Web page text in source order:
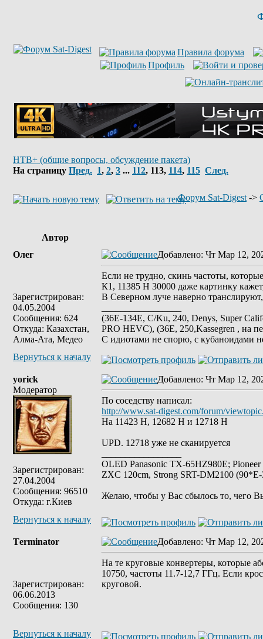
Правила форума
Профиль
НТВ+ (общие вопросы, обсуждение пакета)
На страницу Пред. 1, 2, 3 ... 112, 113, 114, 115 След.
Форум Sat-Digest ->
Автор
Олег
Зарегистрирован:
04.05.2004
Сообщения: 624
Откуда: Казахстан,
Алма-Ата, Медео
Добавлено: Чт Мар 12,
Если не трудно, скинь частоты,
К1, 11385 Н 30000 даже картинку
В Северном луче наверно
(36E-134E, C/Ku, 240, Denys, Super
PRO HEVC), (36E, 250,Kassegren , на
С идиотами не спорю, с кубаноидами
Вернуться к началу
yorick
Модератор
Зарегистрирован:
27.04.2004
Сообщения: 96510
Откуда: г.Киев
Добавлено: Чт Мар 12,
По соседству написал:
http://www.sat-digest.com/forum/
На 11423 Н, 12682 Н и 12718 Н
UPD. 12718 уже не сканируется
OLED Panasonic TX-65HZ980E;
ZXC 120cm, Strong SRT-DM2100
Желаю, чтобы у Вас сбылось то, чего
Вернуться к началу
Tеrminatоr
Зарегистрирован:
06.06.2013
Сообщения: 130
Добавлено: Чт Мар 12,
На те круговые конвертеры, которые
10750, частоты 11.7-12,7 ГГц. Если
круговой.
Вернуться к началу